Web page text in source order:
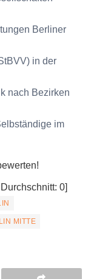
Berliner
in der
nach Bezirken
im
Durchschnitt: 0]
MITTE